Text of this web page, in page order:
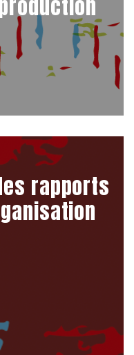
rapports